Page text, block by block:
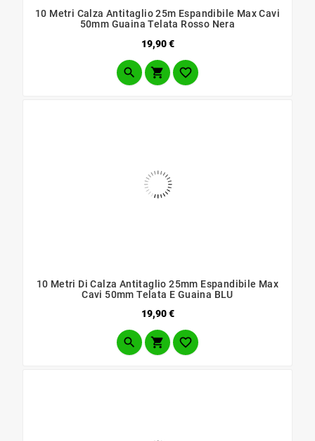
10 Metri Calza Antitaglio 25m Espandibile Max Cavi
50mm Guaina Telata Rosso Nera
19,90 €Prezzo
  
10 Metri Di Calza Antitaglio 25mm Espandibile Max
Cavi 50mm Telata E Guaina BLU
19,90 €Prezzo
  